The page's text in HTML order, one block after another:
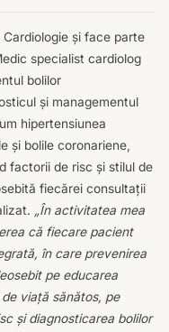
și face parte
specialist cardiolog
bolilor
și managementul
hipertensiunea
și bolile coronariene,
factorii de risc și stilul de
fiecărei consultații
„În activitatea mea
că fiecare pacient
în care prevenirea
pe educarea
viață sănătos, pe
și diagnosticarea bolilor